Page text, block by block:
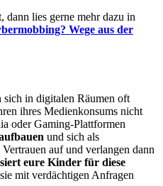
dann lies gerne mehr dazu in
Wege aus der
in digitalen Räumen oft
ihres Medienkonsums nicht
oder Gaming-Plattformen
und sich als
auf und verlangen dann
eure Kinder für diese
mit verdächtigen Anfragen